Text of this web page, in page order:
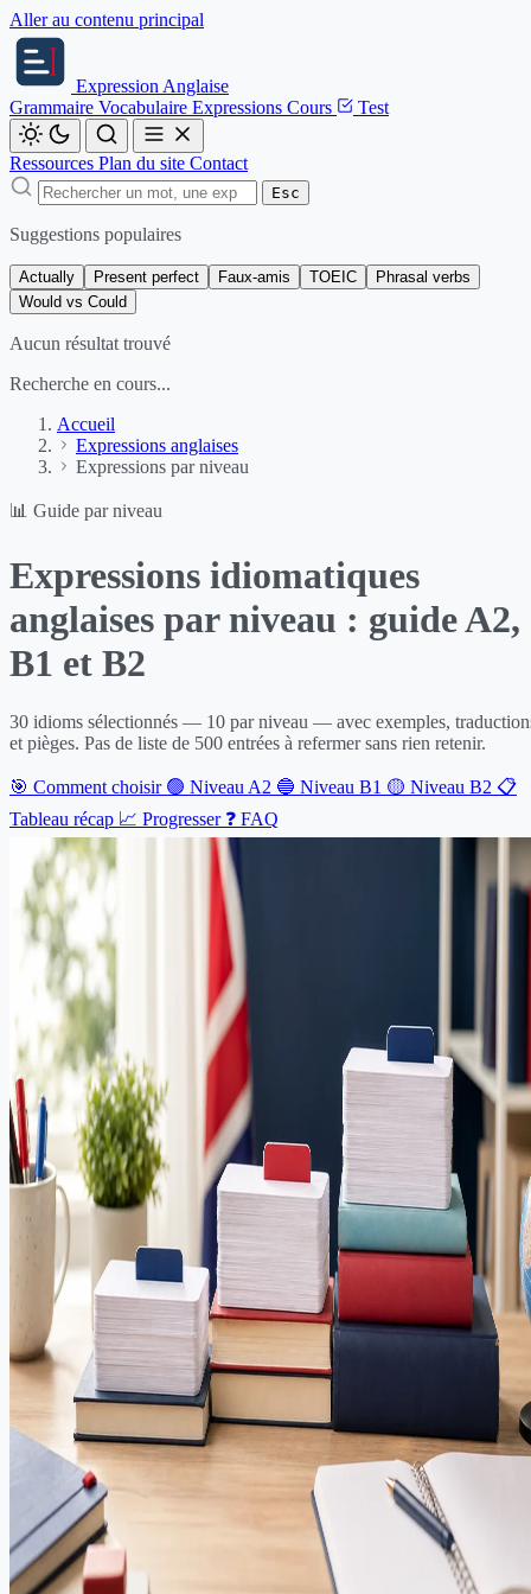
Aller au contenu principal
Expression Anglaise
Grammaire Vocabulaire Expressions Cours Test
Ressources Plan du site Contact
Esc
Suggestions populaires
Actually Present perfect Faux-amis TOEIC
Phrasal verbs
Would vs Could
Aucun résultat trouvé
Recherche en cours...
Accueil
Expressions anglaises
Expressions par niveau
📊 Guide par niveau
Expressions idiomatiques
anglaises par niveau : guide A2,
B1 et B2
30 idioms sélectionnés — 10 par niveau — avec exemples,
et pièges. Pas de liste de 500 entrées à refermer sans rien retenir.
🎯 Comment choisir 🟢 Niveau A2 🔵 Niveau B1 🟡 Niveau B2 📋
Tableau récap 📈 Progresser ❓ FAQ